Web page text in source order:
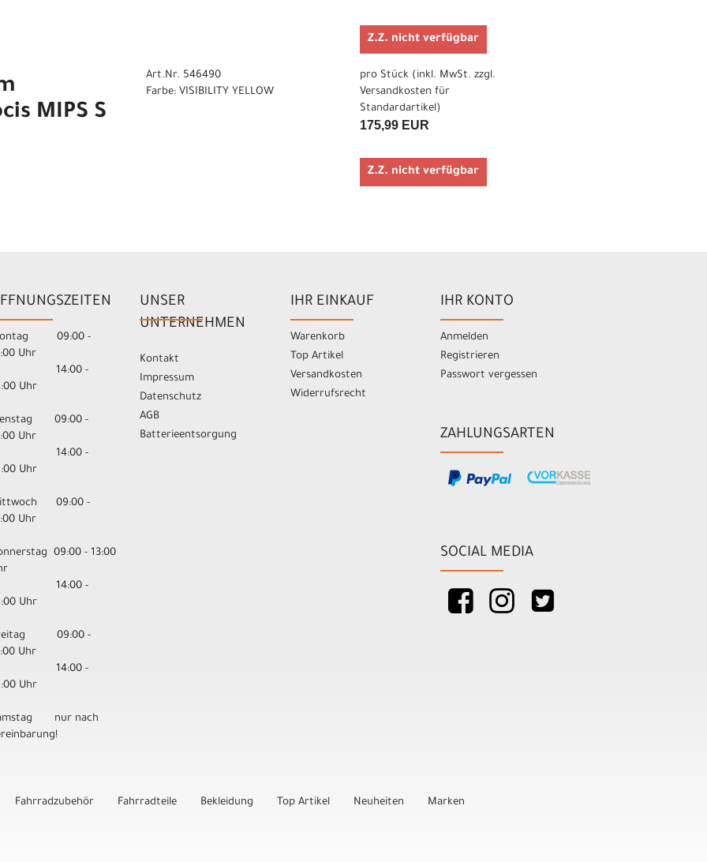
Z.Z. nicht verfügbar
MIPS S
Art.Nr. 546490
Farbe: VISIBILITY YELLOW
pro Stück (inkl. MwSt. zzgl.
Versandkosten für
Standardartikel)
175,99 EUR
Z.Z. nicht verfügbar
09:00 -
Uhr
-
Uhr
09:00 -
Uhr
-
Uhr
09:00 -
Uhr
09:00 - 13:00
-
Uhr
09:00 -
Uhr
-
Uhr
nur nach
UNSER
UNTERNEHMEN
Kontakt
Impressum
Datenschutz
AGB
Batterieentsorgung
IHR EINKAUF
Warenkorb
Top Artikel
Versandkosten
Widerrufsrecht
IHR KONTO
Anmelden
Registrieren
Passwort vergessen
ZAHLUNGSARTEN
SOCIAL MEDIA
Fahrradzubehör Fahrradteile Bekleidung Top Artikel Neuheiten Marken